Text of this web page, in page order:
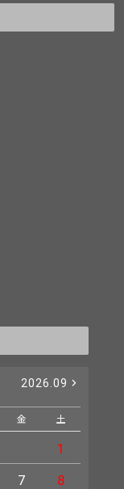
2026.09
金 土
1
7
8